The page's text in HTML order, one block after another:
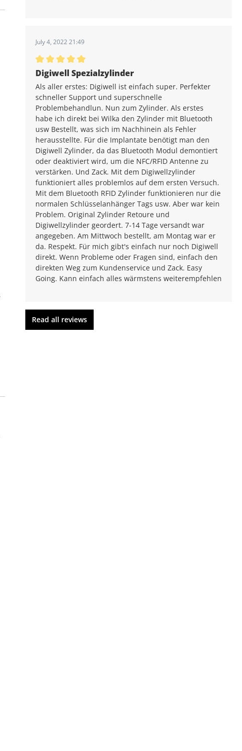
July 4, 2022 21:49
Average rating of 5 out of 5 stars
Digiwell Spezialzylinder
Als aller erstes: Digiwell ist einfach super. Perfekter
schneller Support und superschnelle
Problembehandlun. Nun zum Zylinder. Als erstes
habe ich direkt bei Wilka den Zylinder mit Bluetooth
usw Bestellt, was sich im Nachhinein als Fehler
herausstellte. Für die Implantate benötigt man den
Digiwell Zylinder, da das Bluetooth Modul demontiert
oder deaktiviert wird, um die NFC/RFID Antenne zu
verstärken. Und Zack. Mit dem Digiwellzylinder
funktioniert alles problemlos auf dem ersten Versuch.
Mit dem Bluetooth RFID Zylinder funktionieren nur die
normalen Schlüsselanhänger Tags usw. Aber war kein
Problem. Original Zylinder Retoure und
Digiwellzylinder geordert. 7-14 Tage versandt war
angegeben. Am Mittwoch bestellt, am Montag war er
da. Respekt. Für mich gibt's einfach nur noch Digiwell
direkt. Wenn Probleme oder Fragen sind, einfach den
direkten Weg zum Kundenservice und Zack. Easy
Going. Kann einfach alles wärmstens weiterempfehlen
Read all reviews